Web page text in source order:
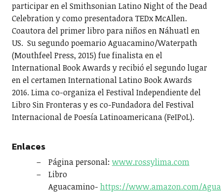
participar en el Smithsonian Latino Night of the Dead
Celebration y como presentadora TEDx McAllen.
Coautora del primer libro para niños en Náhuatl en
US. Su segundo poemario Aguacamino/Waterpath
(Mouthfeel Press, 2015) fue finalista en el
International Book Awards y recibió el segundo lugar
en el certamen International Latino Book Awards
2016. Lima co-organiza el Festival Independiente del
Libro Sin Fronteras y es co-Fundadora del Festival
Internacional de Poesía Latinoamericana (FeIPoL).
Enlaces
Página personal: www.rossylima.com
Libro
Aguacamino- https://www.amazon.com/